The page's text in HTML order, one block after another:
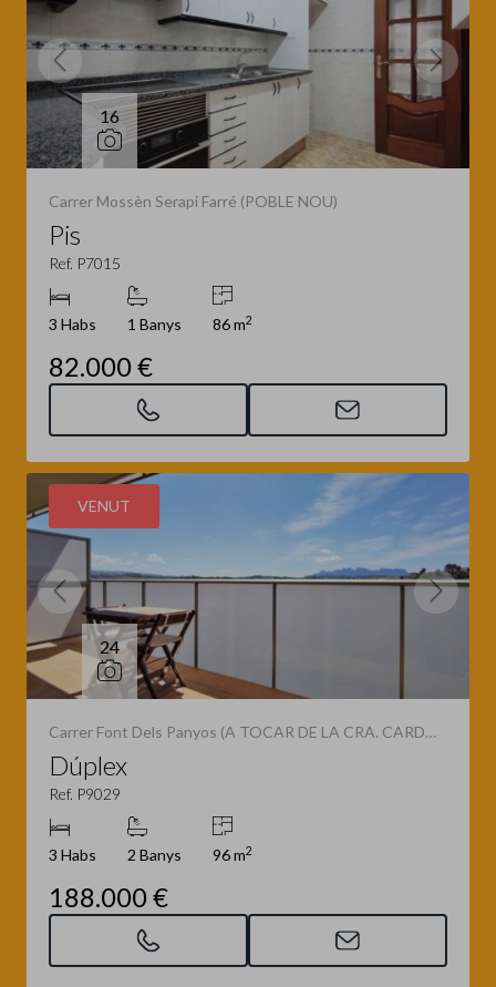
16
Carrer Mossèn Serapi Farré (POBLE NOU)
Pis
Ref. P7015
3 Habs 1 Banys 86 m2
82.000 €
VENUT
24
Carrer Font Dels Panyos (A TOCAR DE LA CRA. CARDONA)
Dúplex
Ref. P9029
3 Habs 2 Banys 96 m2
188.000 €